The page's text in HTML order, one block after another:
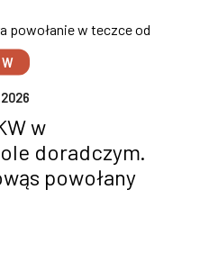
w
doradczym.
powołany